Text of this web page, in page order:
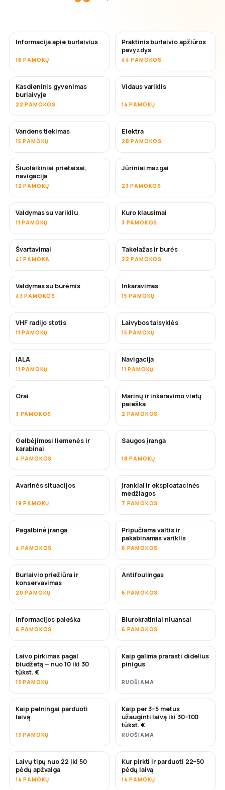
Informacija apie burlaivius
16 PAMOKŲ
Praktinis burlaivio apžiūros
pavyzdys
44 PAMOKOS
Kasdieninis gyvenimas
burlaivyje
22 PAMOKOS
Vidaus variklis
14 PAMOKŲ
Vandens tiekimas
15 PAMOKŲ
Elektra
28 PAMOKOS
Šiuolaikiniai prietaisai,
navigacija
12 PAMOKŲ
Jūriniai mazgai
23 PAMOKOS
Valdymas su varikliu
11 PAMOKŲ
Kuro klausimai
3 PAMOKOS
Švartavimai
41 PAMOKA
Takelažas ir burės
22 PAMOKOS
Valdymas su burėmis
43 PAMOKOS
Inkaravimas
15 PAMOKŲ
VHF radijo stotis
11 PAMOKŲ
Laivybos taisyklės
15 PAMOKŲ
IALA
11 PAMOKŲ
Navigacija
11 PAMOKŲ
Orai
3 PAMOKOS
Marinų ir inkaravimo vietų
paieška
2 PAMOKOS
Gelbėjimosi liemenės ir
karabinai
4 PAMOKOS
Saugos įranga
18 PAMOKŲ
Avarinės situacijos
19 PAMOKŲ
Įrankiai ir eksploatacinės
medžiagos
7 PAMOKOS
Pagalbinė įranga
4 PAMOKOS
Pripučiama valtis ir
pakabinamas variklis
6 PAMOKOS
Burlaivio priežiūra ir
konservavimas
20 PAMOKŲ
NETRUKUS
Antifoulingas
6 PAMOKOS
Informacijos paieška
6 PAMOKOS
Biurokratiniai niuansai
6 PAMOKOS
NETRUKUS
Laivo pirkimas pagal
biudžetą — nuo 10 iki 30
tūkst. €
13 PAMOKŲ
NETRUKUS
Kaip galima prarasti didelius
pinigus
RUOŠIAMA
NAUJA
Kaip pelningai parduoti
laivą
13 PAMOKŲ
NAUJA
Kaip per 3–5 metus
užauginti laivą iki 30–100
tūkst. €
RUOŠIAMA
NETRUKUS
Laivų tipų nuo 22 iki 50
pėdų apžvalga
14 PAMOKŲ
NETRUKUS
Kur pirkti ir parduoti 22–50
pėdų laivą
14 PAMOKŲ